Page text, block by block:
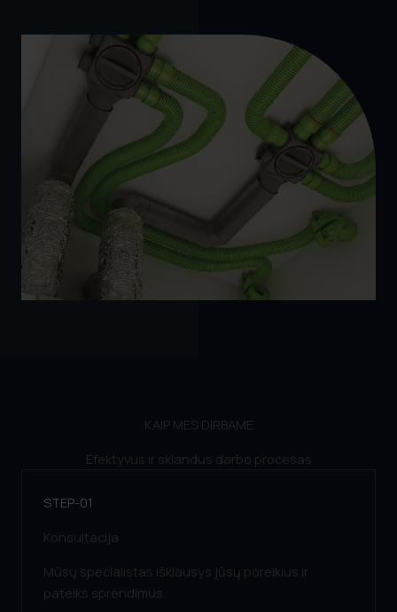
Pridėti nuotraukų ar projektą
Drag and Drop (or) Choose Files
Siųsti Užklausą
KAIP MES DIRBAME
Efektyvus ir sklandus darbo procesas
STEP-01
Konsultacija
Mūsų specialistas išklausys jūsų poreikius ir
pateiks sprendimus.